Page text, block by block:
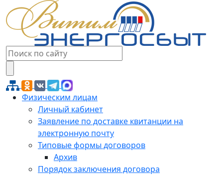
Физическим лицам
Личный кабинет
Заявление по доставке квитанции на
электронную почту
Типовые формы договоров
Архив
Порядок заключения договора